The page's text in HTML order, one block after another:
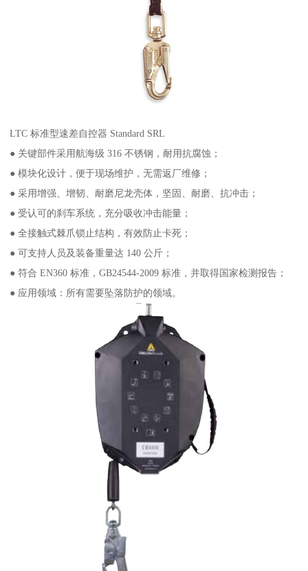
LTC 标准型速差自控器 Standard SRL
● 关键部件采用航海级 316 不锈钢，耐用抗腐蚀；
● 模块化设计，便于现场维护，无需返厂维修；
● 采用增强、增韧、耐磨尼龙壳体，坚固、耐磨、抗冲击；
● 受认可的刹车系统，充分吸收冲击能量；
● 全接触式棘爪锁止结构，有效防止卡死；
● 可支持人员及装备重量达 140 公斤；
● 符合 EN360 标准，GB24544-2009 标准，并取得国家检测报告；
● 应用领域：所有需要坠落防护的领域。